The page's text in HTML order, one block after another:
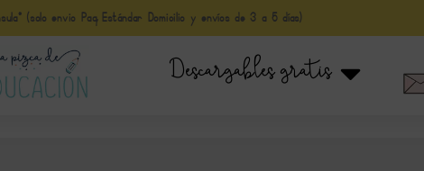
(solo envio Paq Estándar Domicilio y envíos de 3 a 5 días)
Descargables gratis